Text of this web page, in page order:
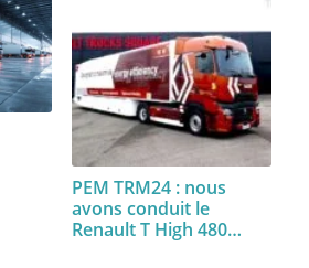
PEM TRM24 : nous
avons conduit le
Renault T High 480…